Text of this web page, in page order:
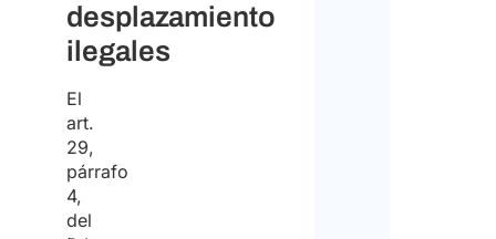
desplazamiento
ilegales
El
art.
29,
párrafo
4,
del